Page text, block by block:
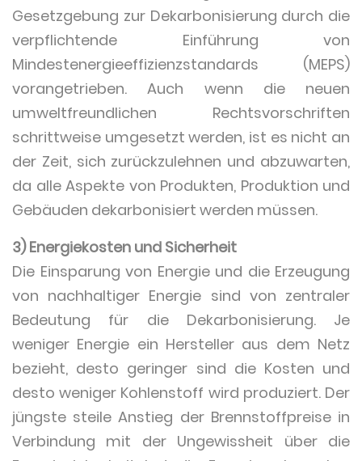
Gesetzgebung zur Dekarbonisierung durch die
verpflichtende Einführung von
Mindestenergieeffizienzstandards (MEPS)
vorangetrieben. Auch wenn die neuen
umweltfreundlichen Rechtsvorschriften
schrittweise umgesetzt werden, ist es nicht an
der Zeit, sich zurückzulehnen und abzuwarten,
da alle Aspekte von Produkten, Produktion und
Gebäuden dekarbonisiert werden müssen.
3) Energiekosten und Sicherheit
Die Einsparung von Energie und die Erzeugung
von nachhaltiger Energie sind von zentraler
Bedeutung für die Dekarbonisierung. Je
weniger Energie ein Hersteller aus dem Netz
bezieht, desto geringer sind die Kosten und
desto weniger Kohlenstoff wird produziert. Der
jüngste steile Anstieg der Brennstoffpreise in
Verbindung mit der Ungewissheit über die